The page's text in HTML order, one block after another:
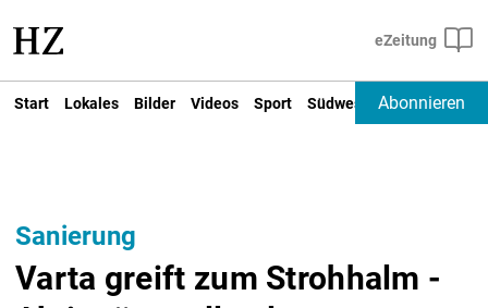
Start Lokales Bilder Videos Sport Südwest Deutschland
Abonnieren
Sanierung
Varta greift zum Strohhalm -